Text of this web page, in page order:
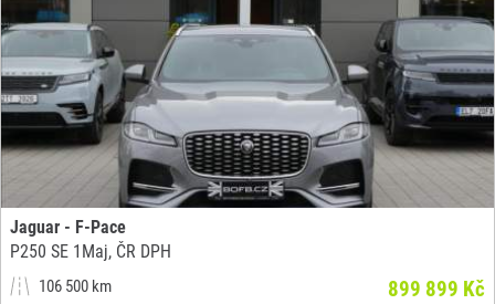
Jaguar - F-Pace
P250 SE 1Maj, ČR DPH
106 500 km
899 899 Kč